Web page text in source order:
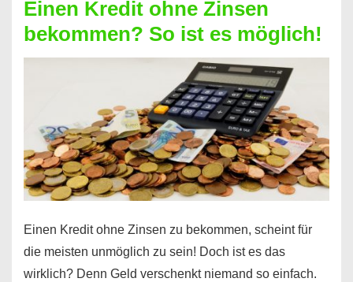
Festvertrag
für
jeden
erfahren
Sie
es
Einen Kredit ohne Zinsen
bekommen? So ist es möglich!
Einen Kredit ohne Zinsen zu bekommen, scheint für
die meisten unmöglich zu sein! Doch ist es das
wirklich? Denn Geld verschenkt niemand so einfach.